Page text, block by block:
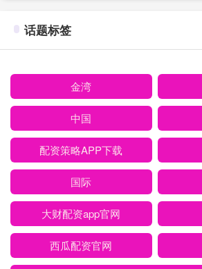
话题标签
金湾
中国
配资策略APP下载
国际
大财配资app官网
西瓜配资官网